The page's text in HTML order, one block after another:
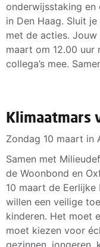
onderwijsstaking en
in Den Haag. Sluit
met de acties.
maart om 12.00 uur
collega’s mee.
Klimaatmars
Zondag 10 maart in
Samen met
de Woonbond en
10 maart de Eerlijke
willen een veilige
kinderen. Het moet
moet kiezen voor
gezinnen, jongeren,